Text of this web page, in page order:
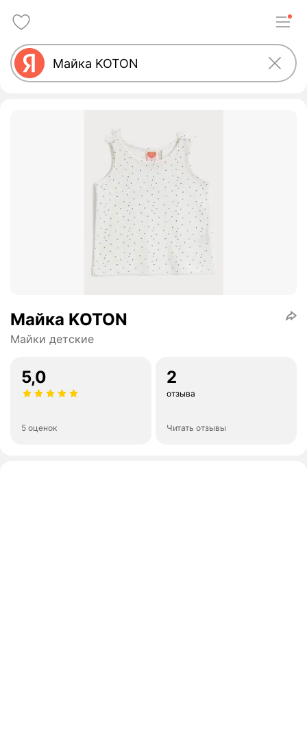
Майка KOTON
Майки детские
5,0
5 оценок
2
отзыва
Читать отзывы